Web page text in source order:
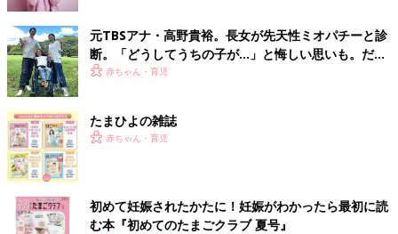
元TBSアナ・高野貴裕。長女が先天性ミオパチーと診
断。「どうしてうちの子が…」と悔しい思いも。だか
らこそ、娘との時間を全力で楽しみたい
赤ちゃん・育児
たまひよの雑誌
赤ちゃん・育児
初めて妊娠されたかたに！妊娠がわかったら最初に読
む本『初めてのたまごクラブ 夏号』